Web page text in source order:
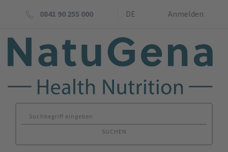
0841 90 255 000 DE Anmelden
SUCHEN